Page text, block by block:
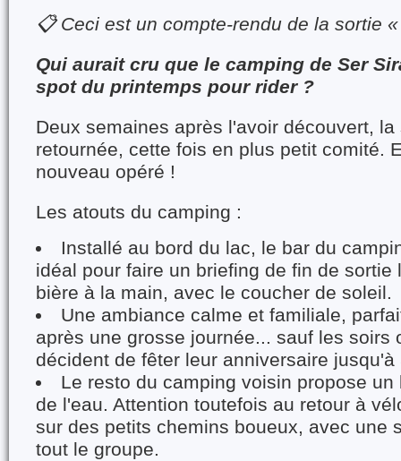
📋 Ceci est un compte-rendu de la sortie
Qui aurait cru que le camping de Ser
spot du printemps pour rider ?
Deux semaines après l'avoir découvert,
retournée, cette fois en plus petit comité.
nouveau opéré !
Les atouts du camping :
Installé au bord du lac, le bar du
idéal pour faire un briefing de fin de sortie
bière à la main, avec le coucher de soleil.
Une ambiance calme et familiale,
après une grosse journée... sauf les soirs
décident de fêter leur anniversaire jusqu'à
Le resto du camping voisin propose
de l'eau. Attention toutefois au retour à
sur des petits chemins boueux, avec une
tout le groupe.